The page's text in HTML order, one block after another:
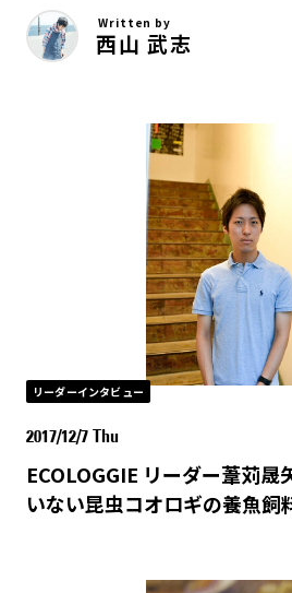
Written by
西山 武志
リーダーインタビュー
2017/12/7 Thu
ECOLOGGIE リーダー葦苅晟
いない昆虫コオロギの養魚飼